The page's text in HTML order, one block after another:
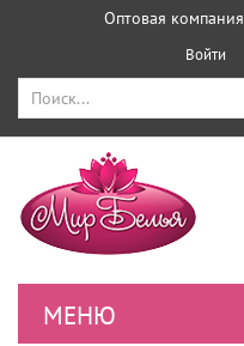
Оптовая компания
Войти